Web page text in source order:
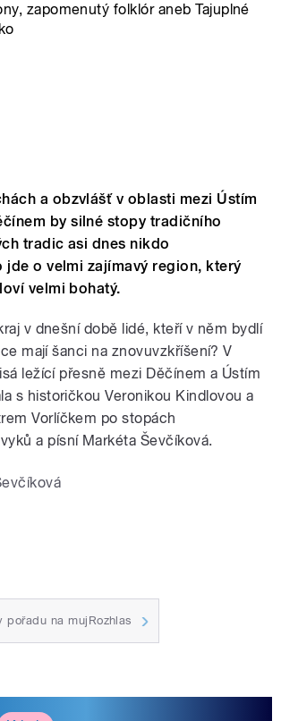
zapomenutý folklór aneb Tajuplné
a obzvlášť v oblasti mezi Ústím
by silné stopy tradičního
tradic asi dnes nikdo
jde o velmi zajímavý region, který
velmi bohatý.
v dnešní době lidé, kteří v něm bydlí
mají šanci na znovuvzkříšení? V
ležící přesně mezi Děčínem a Ústím
s historičkou Veronikou Kindlovou a
Vorlíčkem po stopách
a písní Markéta Ševčíková.
pořadu na mujRozhlas